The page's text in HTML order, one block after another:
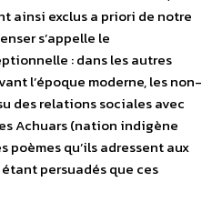
ainsi exclus a priori de notre
s’appelle le
: dans les autres
l’époque moderne, les non-
des relations sociales avec
Achuars (nation indigène
poèmes qu’ils adressent aux
persuadés que ces